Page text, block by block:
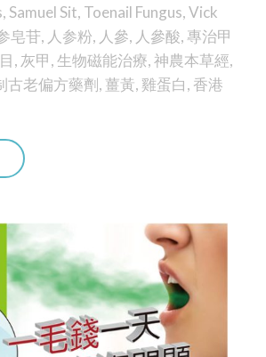
, Samuel Sit, Toenail Fungus,Vick
皂苷, 人参粉, 人參, 人參酸,專治甲
, 灰甲, 生物磁能治療,神農本草經,
古老偏方藥劑,薑黃, 雞蛋白, 香港